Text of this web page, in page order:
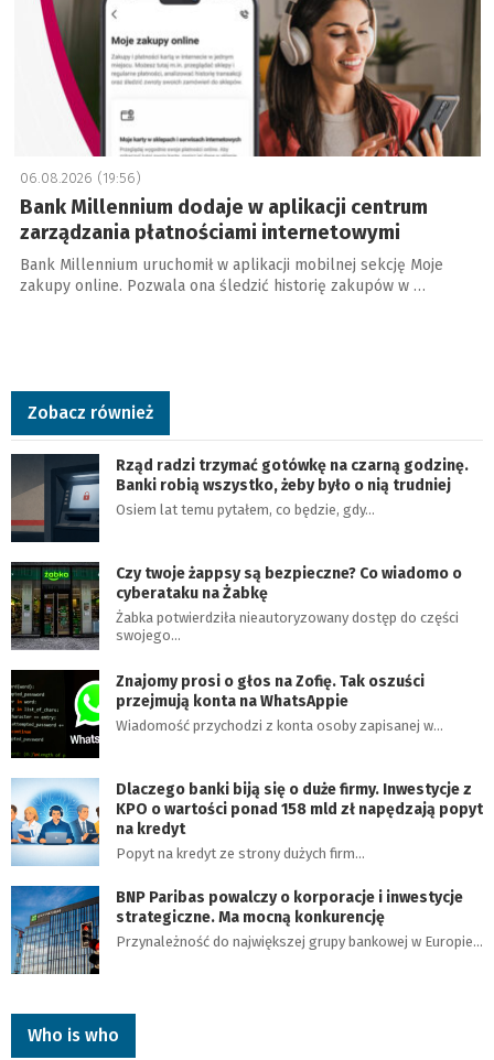
06.08.2026 (19:56)
Bank Millennium dodaje w aplikacji centrum
zarządzania płatnościami internetowymi
Bank Millennium uruchomił w aplikacji mobilnej sekcję Moje
zakupy online. Pozwala ona śledzić historię zakupów w …
Zobacz również
Rząd radzi trzymać gotówkę na czarną godzinę.
Banki robią wszystko, żeby było o nią trudniej
Osiem lat temu pytałem, co będzie, gdy…
Czy twoje żappsy są bezpieczne? Co wiadomo o
cyberataku na Żabkę
Żabka potwierdziła nieautoryzowany dostęp do części
swojego…
Znajomy prosi o głos na Zofię. Tak oszuści
przejmują konta na WhatsAppie
Wiadomość przychodzi z konta osoby zapisanej w…
Dlaczego banki biją się o duże firmy. Inwestycje z
KPO o wartości ponad 158 mld zł napędzają popyt
na kredyt
Popyt na kredyt ze strony dużych firm…
BNP Paribas powalczy o korporacje i inwestycje
strategiczne. Ma mocną konkurencję
Przynależność do największej grupy bankowej w Europie…
Who is who